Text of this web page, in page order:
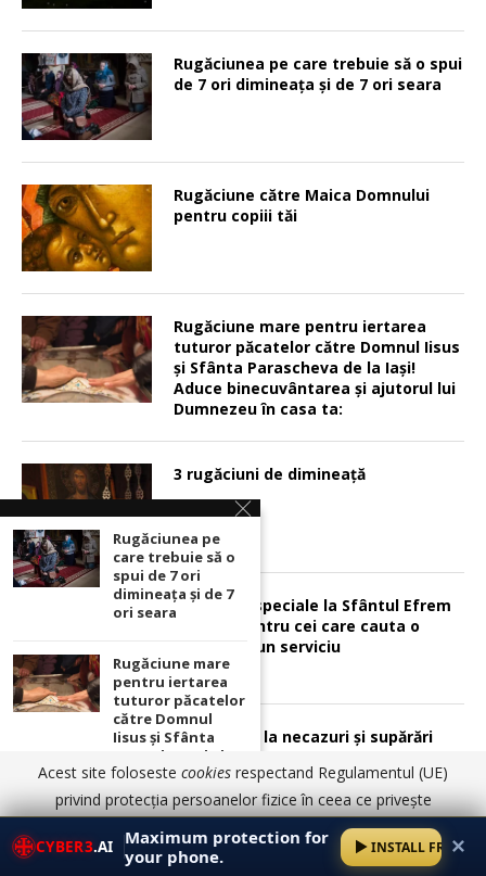
Rugăciunea pe care trebuie să o spui
de 7 ori dimineața și de 7 ori seara
Rugăciune către Maica Domnului
pentru copiii tăi
Rugăciune mare pentru iertarea
tuturor păcatelor către Domnul Iisus
şi Sfânta Parascheva de la Iaşi!
Aduce binecuvântarea şi ajutorul lui
Dumnezeu în casa ta:
3 rugăciuni de dimineață
Rugăciuni speciale la Sfântul Efrem
cel Nou pentru cei care cauta o
locuinţă şi un serviciu
3 rugăciuni la necazuri și supărări
Psalmul 126 pentru pacea în familie
CYBER3.AI Maximum protection for
your phone.
INSTALL FREE✕
Rugăciunea pe
care trebuie să o
spui de 7 ori
dimineața și de 7
ori seara
Rugăciune mare
pentru iertarea
tuturor păcatelor
către Domnul
Iisus şi Sfânta
Parascheva de la
Iaşi! Aduce
binecuvântarea şi
ajutorul lui
Dumnezeu în casa
ta:
Acest site foloseste cookies respectand Regulamentul (UE)
privind protecția persoanelor fizice în ceea ce privește
prelucrarea datelor cu caracter personal și privind libera
circulație a acestor date.
Detalii aici